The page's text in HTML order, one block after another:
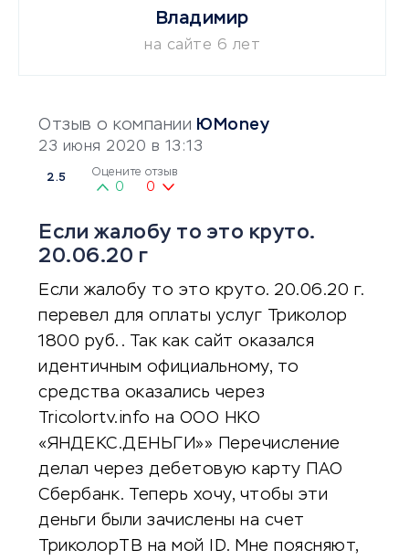
Отзыв о компании ЮMoney
23 июня 2020 в 13:13
2.5 Оцените отзыв
0 0
Если жалобу то это круто.
20.06.20 г
Если жалобу то это круто. 20.06.20 г.
перевел для оплаты услуг Триколор
1800 руб.. Так как сайт оказался
идентичным официальному, то
средства оказались через
Tricolortv.info на ООО НКО
«ЯНДЕКС.ДЕНЬГИ»» Перечисление
делал через дебетовую карту ПАО
Сбербанк. Теперь хочу, чтобы эти
деньги были зачислены на счет
ТриколорТВ на мой ID. Мне поясняют,
Владимир
на сайте 6 лет